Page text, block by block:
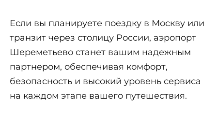
Если вы планируете поездку в Москву или
транзит через столицу России, аэропорт
Шереметьево станет вашим надежным
партнером, обеспечивая комфорт,
безопасность и высокий уровень сервиса
на каждом этапе вашего путешествия.